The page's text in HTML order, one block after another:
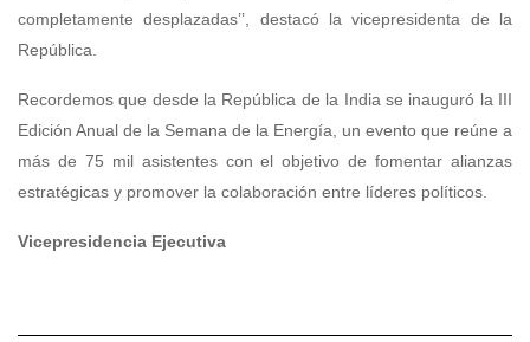
completamente desplazadas’’, destacó la vicepresidenta de la
República.
Recordemos que desde la República de la India se inauguró la III
Edición Anual de la Semana de la Energía, un evento que reúne a
más de 75 mil asistentes con el objetivo de fomentar alianzas
estratégicas y promover la colaboración entre líderes políticos.
Vicepresidencia Ejecutiva